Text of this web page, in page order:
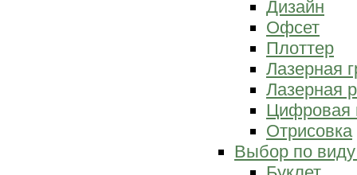
Дизайн
Офсет
Плоттер
Лазерная
Лазерная
Цифровая
Отрисовка
Выбор по